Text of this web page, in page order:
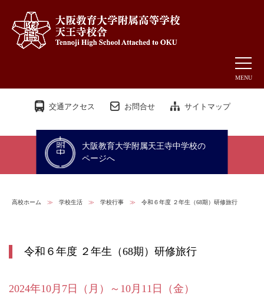
MENU
交通アクセス お問合せ サイトマップ
大阪教育大学附属天王寺中学校の
ページへ
高校ホーム ≫ 学校生活 ≫ 学校行事 ≫ 令和６年度 ２年生（68期）研修旅行
令和６年度 ２年生（68期）研修旅行
2024年10月7日（月）～10月11日（金）